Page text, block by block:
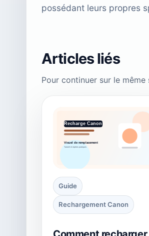
possédant leurs propres
Articles liés
Pour continuer sur le
Guide
Rechargement Canon